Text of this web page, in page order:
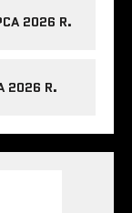
2026 R.
2026 R.